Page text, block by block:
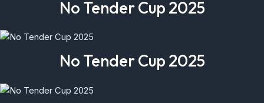
No Tender Cup 2025
No Tender Cup 2025